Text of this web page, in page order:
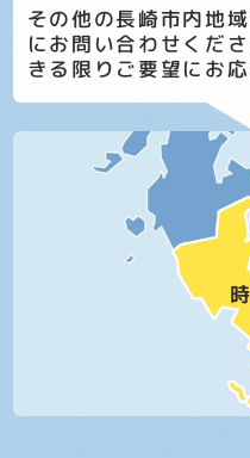
その他の長崎市内地
にお問い合わせくだ
きる限りご要望にお応